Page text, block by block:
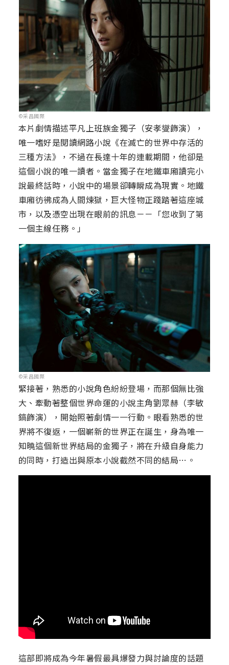
©采昌國際
本片劇情描述平凡上班族金獨子（安孝燮飾演），
唯一嗜好是閱讀網路小說《在滅亡的世界中存活的
三種方法》，不過在長達十年的連載期間，他卻是
這個小說的唯一讀者。當金獨子在地鐵車廂讀完小
說最終話時，小說中的場景卻轉瞬成為現實。地鐵
車廂彷彿成為人間煉獄，巨大怪物正踐踏著這座城
市，以及憑空出現在眼前的訊息－－「您收到了第
一個主線任務。」
©采昌國際
緊接著，熟悉的小說角色紛紛登場，而那個無比強
大、牽動著整個世界命運的小說主角劉眾赫（李敏
鎬飾演），開始照著劇情一一行動。眼看熟悉的世
界將不復返，一個嶄新的世界正在誕生，身為唯一
知曉這個新世界結局的金獨子，將在升級自身能力
的同時，打造出與原本小說截然不同的結局…。
這部即將成為今年暑假最具爆發力與討論度的話題